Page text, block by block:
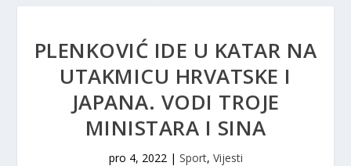
PLENKOVIĆ IDE U KATAR NA
UTAKMICU HRVATSKE I
JAPANA. VODI TROJE
MINISTARA I SINA
pro 4, 2022| Sport, Vijesti